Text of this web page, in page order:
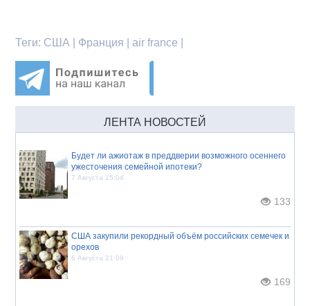
Теги: США | Франция | air france |
ЛЕНТА НОВОСТЕЙ
Будет ли ажиотаж в преддверии возможного осеннего
ужесточения семейной ипотеки?
7 Августа 15:04
133
США закупили рекордный объём российских семечек и
орехов
6 Августа 21:09
169